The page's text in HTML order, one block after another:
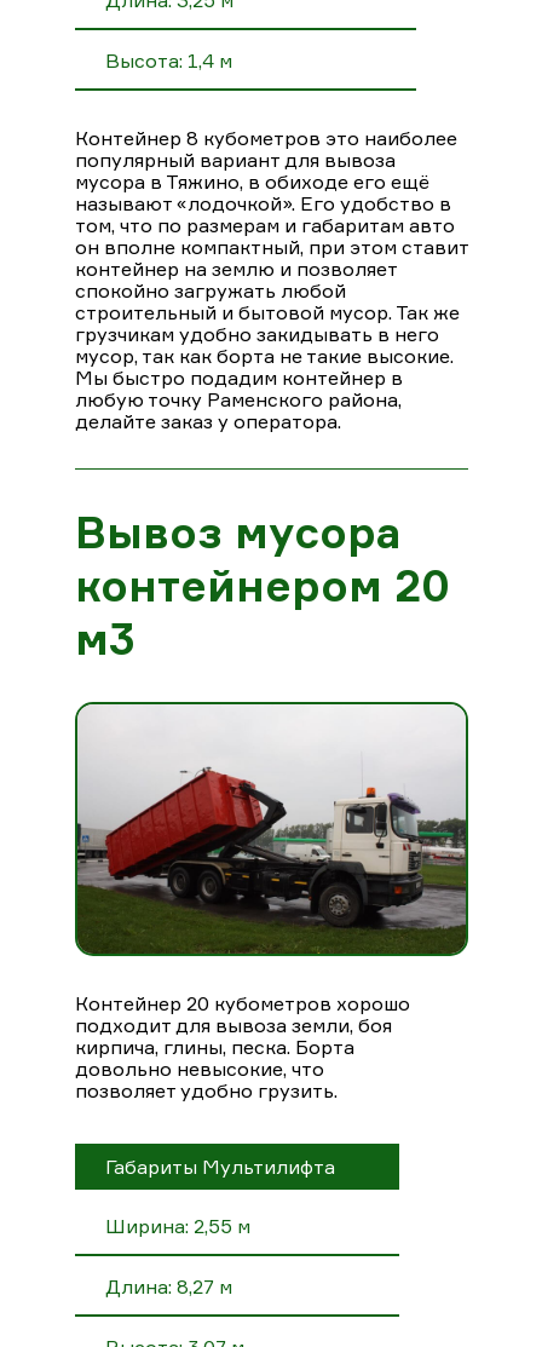
Высота: 1,4 м
Контейнер 8 кубометров это наиболее
популярный вариант для вывоза
мусора в Тяжино, в обиходе его ещё
называют «лодочкой». Его удобство в
том, что по размерам и габаритам авто
он вполне компактный, при этом ставит
контейнер на землю и позволяет
спокойно загружать любой
строительный и бытовой мусор. Так же
грузчикам удобно закидывать в него
мусор, так как борта не такие высокие.
Мы быстро подадим контейнер в
любую точку Раменского района,
делайте заказ у оператора.
Вывоз мусора
контейнером 20
м3
Контейнер 20 кубометров хорошо
подходит для вывоза земли, боя
кирпича, глины, песка. Борта
довольно невысокие, что
позволяет удобно грузить.
Габариты Мультилифта
Ширина: 2,55 м
Длина: 8,27 м